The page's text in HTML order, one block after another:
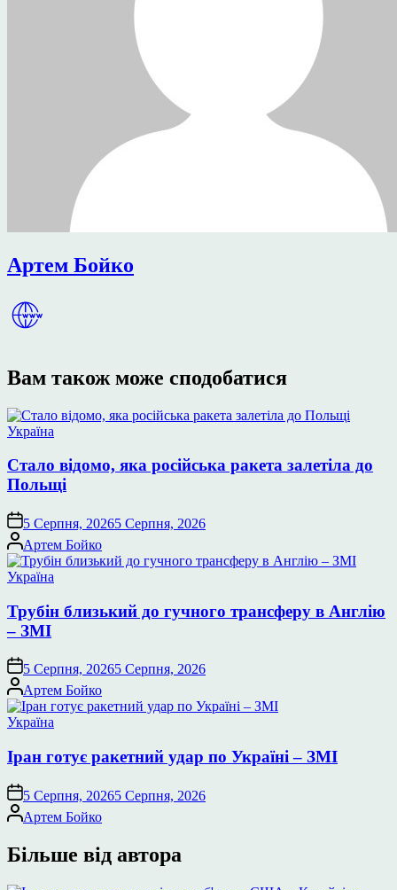
Артем Бойко
Вам також може сподобатися
Опублікувати
Україна
Стало відомо, яка російська ракета залетіла до
Польщі
5 Серпня, 20265 Серпня, 2026
Опубліковано
Артем Бойко
Опублікувати
Україна
Трубін близький до гучного трансферу в Англію
– ЗМІ
5 Серпня, 20265 Серпня, 2026
Опубліковано
Артем Бойко
Опублікувати
Україна
Іран готує ракетний удар по Україні – ЗМІ
5 Серпня, 20265 Серпня, 2026
Опубліковано
Артем Бойко
Більше від автора